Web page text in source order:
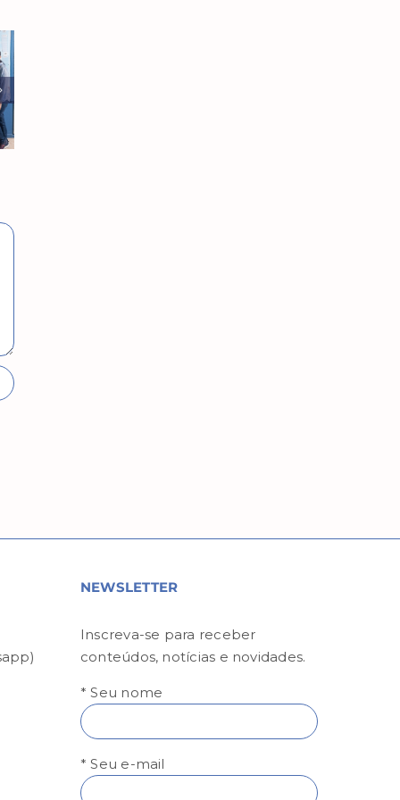
NEWSLETTER
Inscreva-se para receber
conteúdos, notícias e novidades.
* Seu nome
* Seu e-mail